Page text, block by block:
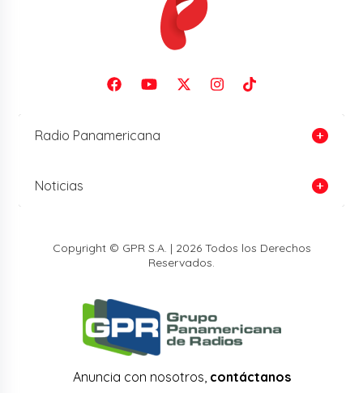
Radio Panamericana
Noticias
Copyright © GPR S.A. | 2026 Todos los Derechos
Reservados.
Anuncia con nosotros, contáctanos